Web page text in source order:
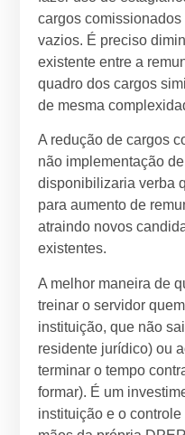
cargos
vazios. É preciso
existente entre a
quadro dos cargos
de mesma
A redução de cargos
não implementação
disponibilizaria verba
para aumento de
atraindo novos
existentes.
A melhor maneira de
treinar o servidor
instituição, que não
residente jurídico) ou
terminar o tempo
formar). É um
instituição e o